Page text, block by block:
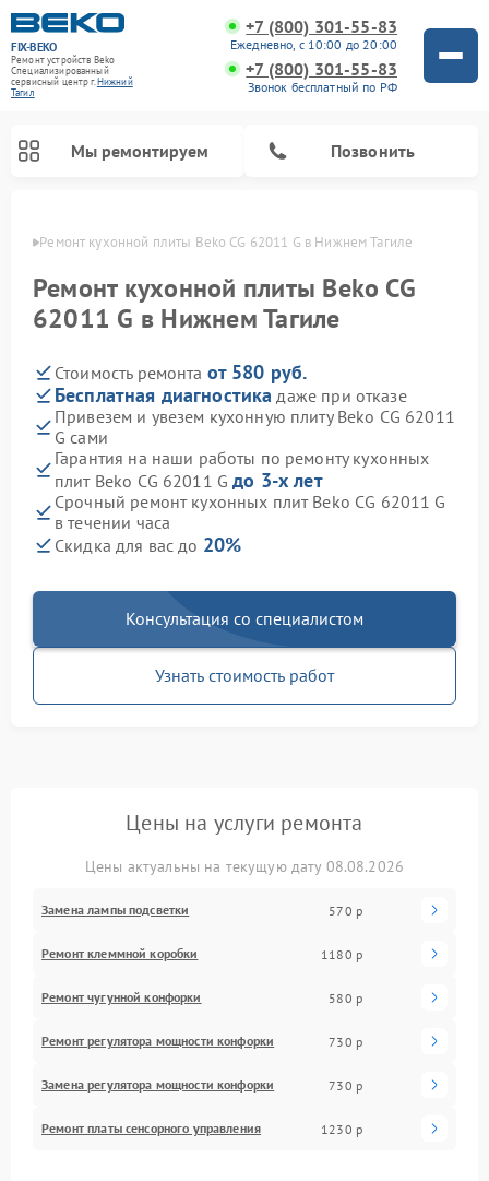
FIX-BEKO
Ремонт устройств Beko
Специализированный
cервисный центр г.Нижний
Тагил
+7 (800) 301-55-83
Ежедневно, с 10:00 до 20:00
+7 (800) 301-55-83
Звонок бесплатный по РФ
Мы ремонтируем Позвонить
Ремонт кухонной плиты Beko CG 62011 G в Нижнем Тагиле
Ремонт кухонной плиты Beko CG
62011 G в Нижнем Тагиле
Стоимость ремонта от 580 руб.
Бесплатная диагностика даже при отказе
Привезем и увезем кухонную плиту Beko CG 62011
G сами
Гарантия на наши работы по ремонту кухонных
плит Beko CG 62011 Gдо 3-х лет
Срочный ремонт кухонных плит Beko CG 62011 G
в течении часа
Скидка для вас до 20%
Консультация со специалистом
Узнать стоимость работ
Цены на услуги ремонта
Цены актуальны на текущую дату 08.08.2026
Замена лампы подсветки 570 р
Ремонт клеммной коробки 1180 р
Ремонт чугунной конфорки 580 р
Ремонт регулятора мощности конфорки 730 р
Замена регулятора мощности конфорки 730 р
Ремонт платы сенсорного управления 1230 р